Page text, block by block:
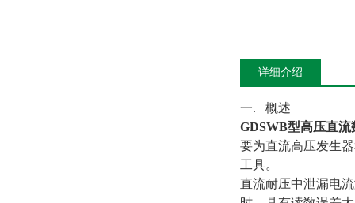
详细介绍
一. 概述
GDSWB型高压直流
要为直流高压发生
工具。
直流耐压中泄漏电